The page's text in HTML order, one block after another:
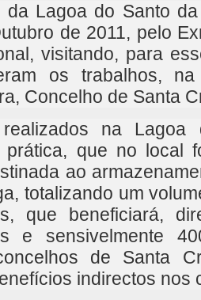
da Lagoa do Santo
de 2011, pelo
visitando, para
os trabalhos,
Concelho de Santa
na
prática, que no local
ao
totalizando um
que beneficiará,
e sensivelmente
de Santa
indirectos nos